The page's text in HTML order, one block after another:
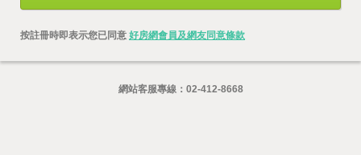
按註冊時即表示您已同意 好房網會員及網友同意條款
網站客服專線： 02-412-8668